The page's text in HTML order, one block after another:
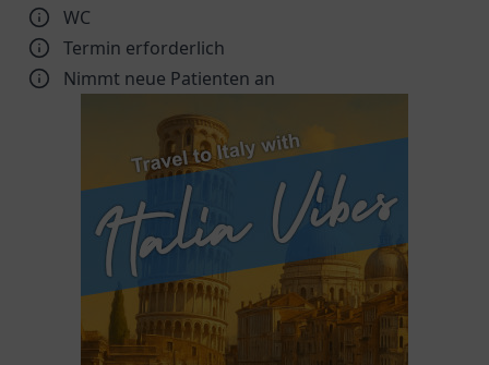
WC
Termin erforderlich
Nimmt neue Patienten an